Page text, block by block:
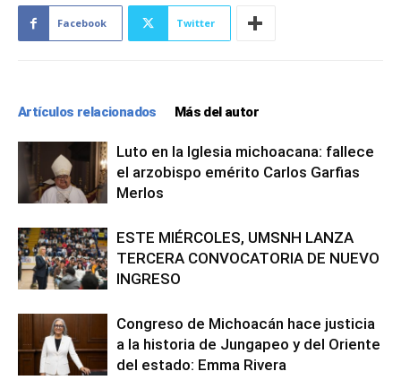
Facebook Twitter
Artículos relacionados Más del autor
Luto en la Iglesia michoacana: fallece
el arzobispo emérito Carlos Garfias
Merlos
ESTE MIÉRCOLES, UMSNH LANZA
TERCERA CONVOCATORIA DE NUEVO
INGRESO
Congreso de Michoacán hace justicia
a la historia de Jungapeo y del Oriente
del estado: Emma Rivera